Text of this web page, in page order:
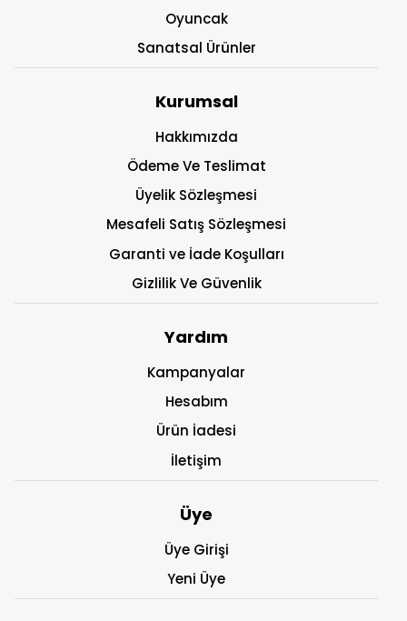
Oyuncak
Sanatsal Ürünler
Kurumsal
Hakkımızda
Ödeme Ve Teslimat
Üyelik Sözleşmesi
Mesafeli Satış Sözleşmesi
Garanti ve İade Koşulları
Gizlilik Ve Güvenlik
Yardım
Kampanyalar
Hesabım
Ürün İadesi
İletişim
Üye
Üye Girişi
Yeni Üye